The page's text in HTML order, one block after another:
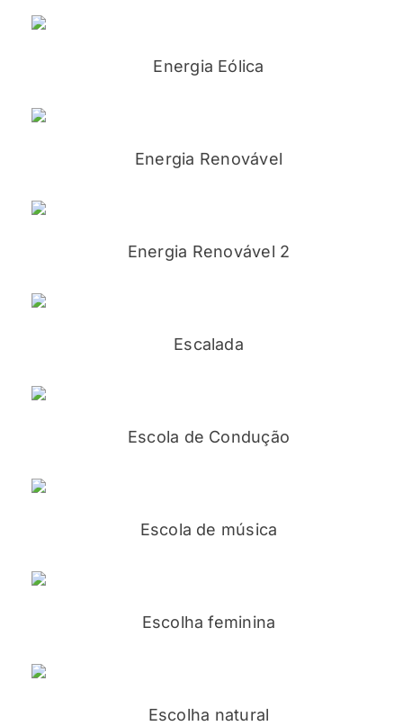
Energia Eólica
Energia Renovável
Energia Renovável 2
Escalada
Escola de Condução
Escola de música
Escolha feminina
Escolha natural